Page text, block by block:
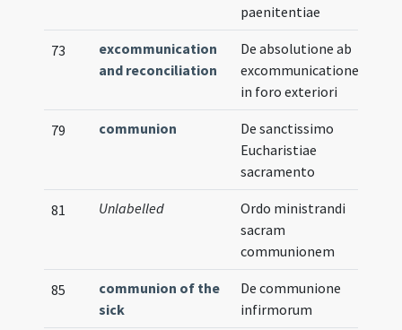
paenitentiae
73
excommunication
and reconciliation
De absolutione ab
excommunicatione
in foro exteriori
79 communion
De sanctissimo
Eucharistiae
sacramento
81 Unlabelled
Ordo ministrandi
sacram
communionem
85
communion of the
sick
De communione
infirmorum